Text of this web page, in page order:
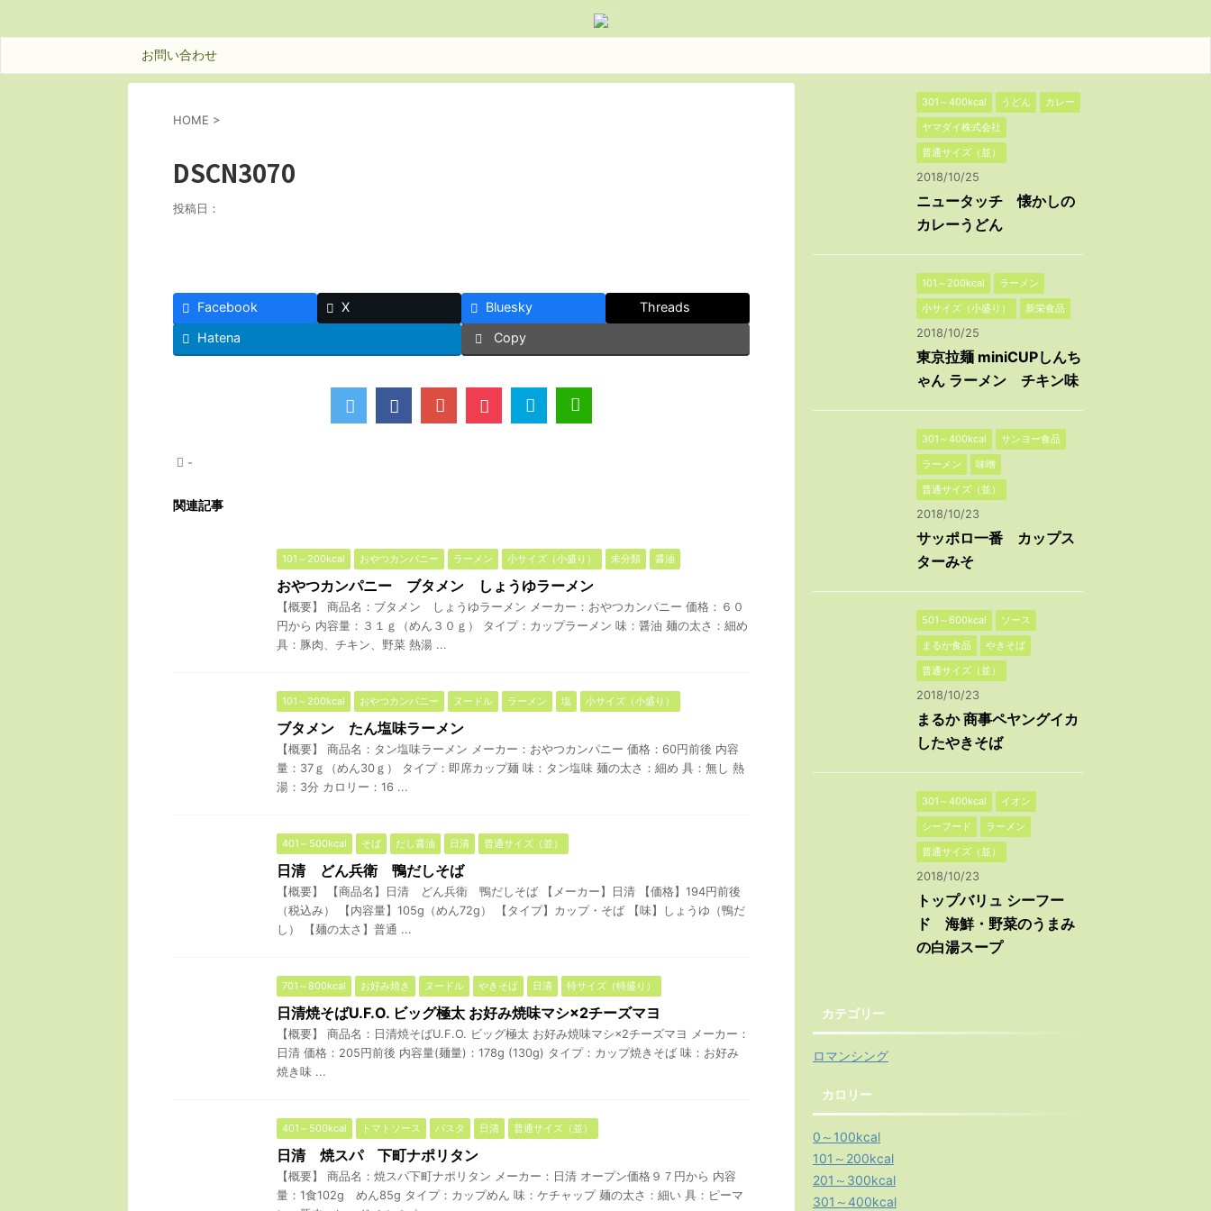
お問い合わせ
HOME >
DSCN3070
投稿日：
Facebook X Bluesky
Threads
Hatena
Copy
-
関連記事
101～200kcal おやつカンパニー ラーメン 小サイズ（小盛り） 未分類 醤油
おやつカンパニー ブタメン しょうゆラーメン
【概要】 商品名：ブタメン しょうゆラーメン メーカー：おやつカンパニー 価格：６０
円から 内容量：３１ｇ（めん３０ｇ） タイプ：カップラーメン 味：醤油 麺の太さ：細め
具：豚肉、チキン、野菜 熱湯 ...
101～200kcal おやつカンパニー ヌードル ラーメン 塩 小サイズ（小盛り）
ブタメン たん塩味ラーメン
【概要】 商品名：タン塩味ラーメン メーカー：おやつカンパニー 価格：60円前後 内容
量：37ｇ（めん30ｇ） タイプ：即席カップ麺 味：タン塩味 麺の太さ：細め 具：無し 熱
湯：3分 カロリー：16 ...
401～500kcal そば だし醤油 日清 普通サイズ（並）
日清 どん兵衛 鴨だしそば
【概要】 【商品名】日清 どん兵衛 鴨だしそば 【メーカー】日清 【価格】194円前後
（税込み） 【内容量】105g（めん72g） 【タイプ】カップ・そば 【味】しょうゆ（鴨だ
し） 【麺の太さ】普通 ...
701～800kcal お好み焼き ヌードル やきそば 日清 特サイズ（特盛り）
日清焼そばU.F.O. ビッグ極太 お好み焼味マシ×2チーズマヨ
【概要】 商品名：日清焼そばU.F.O. ビッグ極太 お好み焼味マシ×2チーズマヨ メーカー：
日清 価格：205円前後 内容量(麺量)：178g (130g) タイプ：カップ焼きそば 味：お好み
焼き味 ...
401～500kcal トマトソース パスタ 日清 普通サイズ（並）
日清 焼スパ 下町ナポリタン
【概要】 商品名：焼スパ下町ナポリタン メーカー：日清 オープン価格９７円から 内容
量：1食102g めん85g タイプ：カップめん 味：ケチャップ 麺の太さ：細い 具：ピーマ
301～400kcal うどん
カレー
ヤマダイ株式会社
普通サイズ（並）
2018/10/25
ニュータッチ 懐かしの
カレーうどん
101～200kcal
ラーメン
小サイズ（小盛り）
新栄食品
2018/10/25
東京拉麺 miniCUPしんち
ゃん ラーメン チキン味
301～400kcal
サンヨー食品
ラーメン
味噌
普通サイズ（並）
2018/10/23
サッポロ一番 カップス
ターみそ
501～600kcal
ソース
まるか食品
やきそば
普通サイズ（並）
2018/10/23
まるか 商事ペヤングイカ
したやきそば
301～400kcal
イオン
シーフード
ラーメン
普通サイズ（並）
2018/10/23
トップバリュ シーフー
ド 海鮮・野菜のうまみ
の白湯スープ
カテゴリー
ロマンシング
カロリー
0～100kcal
101～200kcal
201～300kcal
301～400kcal